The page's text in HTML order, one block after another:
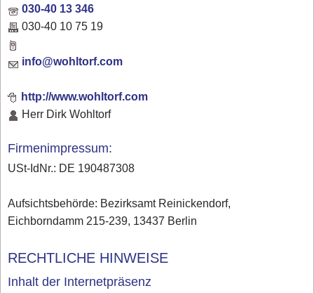
030-40 13 346
030-40 10 75 19
info@wohltorf.com
http://www.wohltorf.com
Herr Dirk Wohltorf
Firmenimpressum:
USt-IdNr.: DE 190487308
Aufsichtsbehörde: Bezirksamt Reinickendorf,
Eichborndamm 215-239, 13437 Berlin
RECHTLICHE HINWEISE
Inhalt der Internetpräsenz